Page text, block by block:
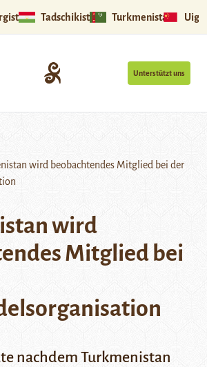
Tadschikistan Turkmenistan
Unterstützt uns
wird beobachtendes Mitglied bei der
wird
Mitglied bei
nachdem Turkmenistan